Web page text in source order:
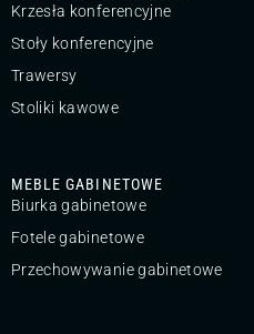
Krzesła konferencyjne
Stoły konferencyjne
Trawersy
Stoliki kawowe
MEBLE GABINETOWE
Biurka gabinetowe
Fotele gabinetowe
Przechowywanie gabinetowe